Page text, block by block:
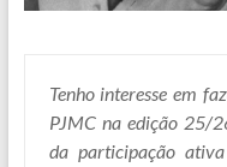
Tenho interesse em
PJMC na edição 25/
da participação